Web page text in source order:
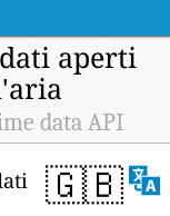
aperti
data API
🇬🇧